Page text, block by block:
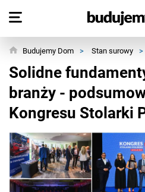
Budujemy Dom > Stan surowy >
Solidne
branży -
Kongresu Stolarki